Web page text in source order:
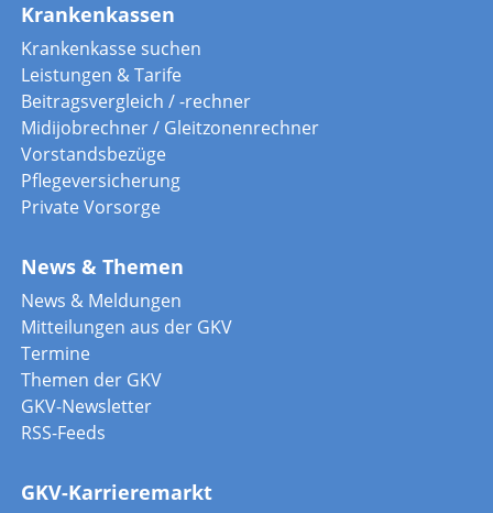
Krankenkassen
Krankenkasse suchen
Leistungen & Tarife
Beitragsvergleich / -rechner
Midijobrechner / Gleitzonenrechner
Vorstandsbezüge
Pflegeversicherung
Private Vorsorge
News & Themen
News & Meldungen
Mitteilungen aus der GKV
Termine
Themen der GKV
GKV-Newsletter
RSS-Feeds
GKV-Karrieremarkt